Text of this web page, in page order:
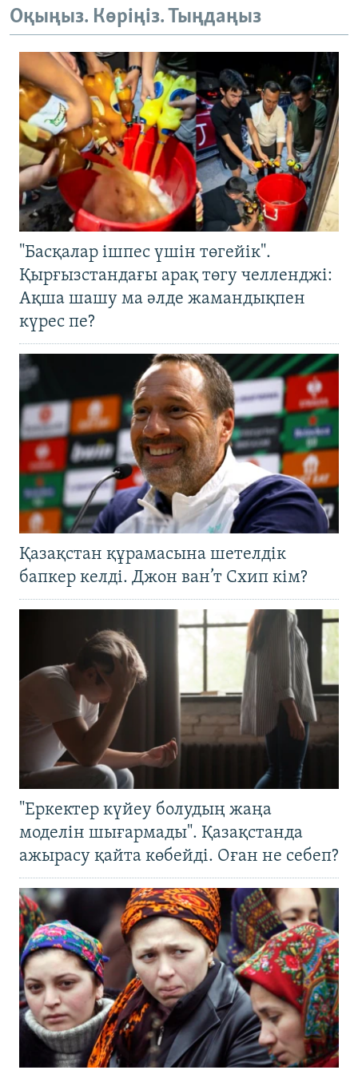
Оқыңыз. Көріңіз. Тыңдаңыз
"Басқалар ішпес үшін төгейік".
Қырғызстандағы арақ төгу челленджі:
Ақша шашу ма әлде жамандықпен
күрес пе?
Қазақстан құрамасына шетелдік
бапкер келді. Джон ван’т Схип кім?
"Еркектер күйеу болудың жаңа
моделін шығармады". Қазақстанда
ажырасу қайта көбейді. Оған не себеп?